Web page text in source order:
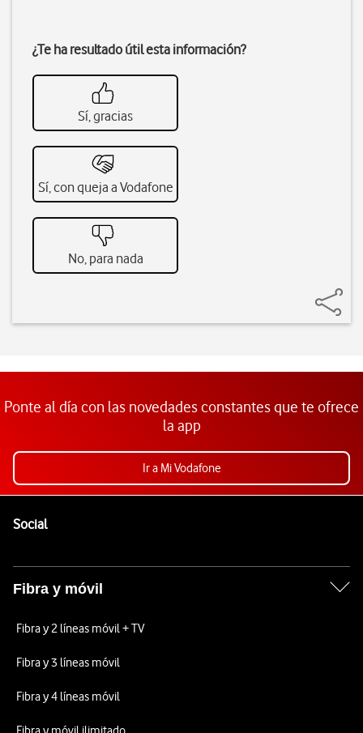
¿Te ha resultado útil esta información?
Sí, gracias
Sí, con queja a Vodafone
No, para nada
Ponte al día con las novedades constantes que te ofrece
la app
Ir a Mi Vodafone
SocialEnlaces a las redes sociales de Vodafone
Fibra y móvil
Fibra y 2 líneas móvil + TV
Fibra y 3 líneas móvil
Fibra y 4 líneas móvil